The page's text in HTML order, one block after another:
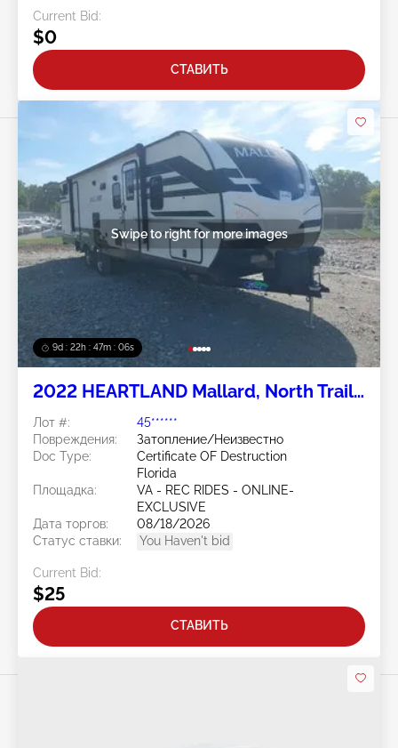
Current Bid:
$0
СТАВИТЬ
9d : 22h : 47m : 04s
Swipe to right for more images
2022 HEARTLAND Mallard, North Trail,
Лот #:
45******
Повреждения:
Затопление/Неизвестно
Doc Type:
Certificate OF Destruction
Florida
Площадка:
VA - REC RIDES - ONLINE-
EXCLUSIVE
Дата торгов:
08/18/2026
Статус ставки:
You Haven't bid
Current Bid:
$25
СТАВИТЬ